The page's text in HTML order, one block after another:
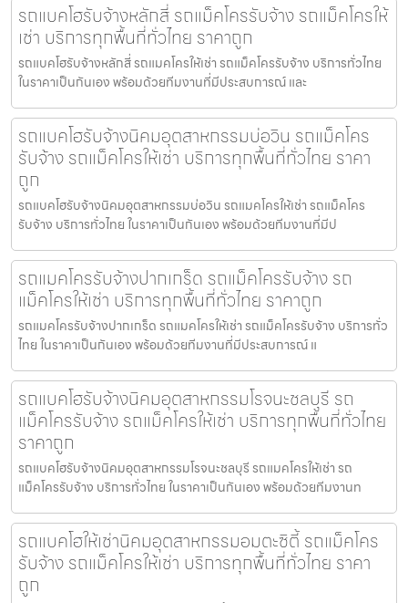
รถแบคโฮรับจ้างหลักสี่ รถแม็คโครรับจ้าง รถแม็คโครให้
เช่า บริการทุกพื้นที่ทั่วไทย ราคาถูก
รถแบคโฮรับจ้างหลักสี่ รถแมคโครให้เช่า รถแม็คโครรับจ้าง บริการทั่วไทย
ในราคาเป็นกันเอง พร้อมด้วยทีมงานที่มีประสบการณ์ และ
รถแบคโฮรับจ้างนิคมอุตสาหกรรมบ่อวิน รถแม็คโคร
รับจ้าง รถแม็คโครให้เช่า บริการทุกพื้นที่ทั่วไทย ราคา
ถูก
รถแบคโฮรับจ้างนิคมอุตสาหกรรมบ่อวิน รถแมคโครให้เช่า รถแม็คโคร
รับจ้าง บริการทั่วไทย ในราคาเป็นกันเอง พร้อมด้วยทีมงานที่มีป
รถแมคโครรับจ้างปากเกร็ด รถแม็คโครรับจ้าง รถ
แม็คโครให้เช่า บริการทุกพื้นที่ทั่วไทย ราคาถูก
รถแมคโครรับจ้างปากเกร็ด รถแมคโครให้เช่า รถแม็คโครรับจ้าง บริการทั่ว
ไทย ในราคาเป็นกันเอง พร้อมด้วยทีมงานที่มีประสบการณ์ แ
รถแบคโฮรับจ้างนิคมอุตสาหกรรมโรจนะชลบุรี รถ
แม็คโครรับจ้าง รถแม็คโครให้เช่า บริการทุกพื้นที่ทั่วไทย
ราคาถูก
รถแบคโฮรับจ้างนิคมอุตสาหกรรมโรจนะชลบุรี รถแมคโครให้เช่า รถ
แม็คโครรับจ้าง บริการทั่วไทย ในราคาเป็นกันเอง พร้อมด้วยทีมงานท
รถแบคโฮให้เช่านิคมอุตสาหกรรมอมตะซิตี้ รถแม็คโคร
รับจ้าง รถแม็คโครให้เช่า บริการทุกพื้นที่ทั่วไทย ราคา
ถูก